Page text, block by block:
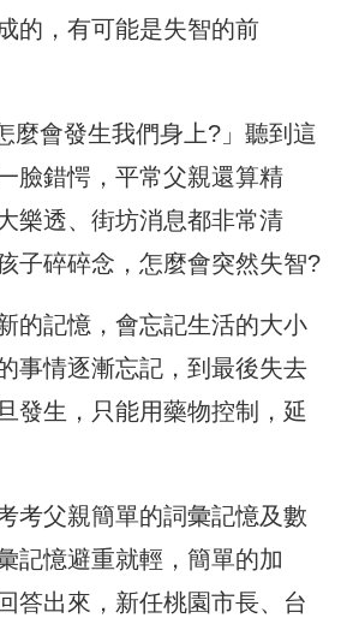
的，有可能是失智的前
麼會發生我們身上?」聽到這
臉錯愕，平常父親還算精
樂透、街坊消息都非常清
子碎碎念，怎麼會突然失智?
的記憶，會忘記生活的大小
事情逐漸忘記，到最後失去
發生，只能用藥物控制，延
考父親簡單的詞彙記憶及數
記憶避重就輕，簡單的加
答出來，新任桃園市長、台